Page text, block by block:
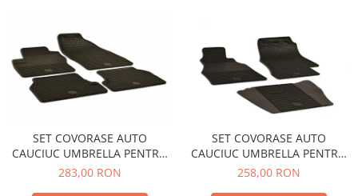
Cabluri Pornire
Produse de Vara
Blog
SET COVORASE AUTO
CAUCIUC UMBRELLA PENTRU
FORD FOCUS II (2005-2010)
283,00 RON
SET COVORASE AUTO
CAUCIUC UMBRELLA PENTRU
MERCEDES (W901-W905)
258,00 RON